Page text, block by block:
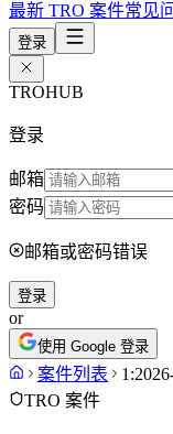
最新 TRO 案件常见
登录
TROHUB
登录
邮箱
密码
邮箱或密码错误
登录
or
使用 Google 登录
案件列表
TRO 案件